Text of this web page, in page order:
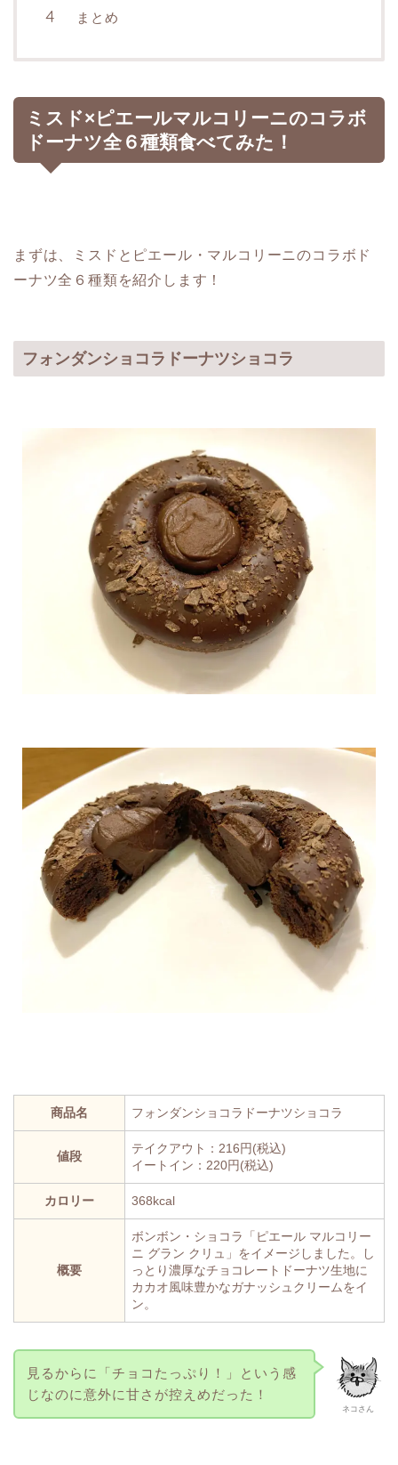
まとめ
ミスド×ピエールマルコリーニのコラボ
ドーナツ全６種類食べてみた！
まずは、ミスドとピエール・マルコリーニのコラボド
ーナツ全６種類を紹介します！
フォンダンショコラドーナツショコラ
商品名 フォンダンショコラドーナツショコラ
値段
テイクアウト：216円(税込)
イートイン：220円(税込)
カロリー 368kcal
概要
ボンボン・ショコラ「ピエール マルコリー
ニ グラン クリュ」をイメージしました。し
っとり濃厚なチョコレートドーナツ生地に
カカオ風味豊かなガナッシュクリームをイ
ン。
ネコさん
見るからに「チョコたっぷり！」という感
じなのに意外に甘さが控えめだった！